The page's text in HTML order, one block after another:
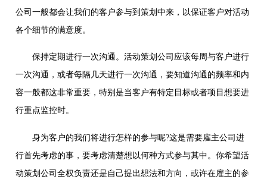
公司一般都会让我们的客户参与到策划中来，以保证客户对活动
各个细节的满意度。
保持定期进行一次沟通。活动策划公司应该每周与客户进行
一次沟通，或者每隔几天进行一次沟通，要知道沟通的频率和内
容一般都这非常重要，特别是当客户有特定目标或者项目想要进
行重点监控时。
身为客户的我们将进行怎样的参与呢?这是需要雇主公司进
行首先考虑的事，要考虑清楚想以何种方式参与其中。你希望活
动策划公司全权负责还是自己提出想法和方向，或许在雇主的参